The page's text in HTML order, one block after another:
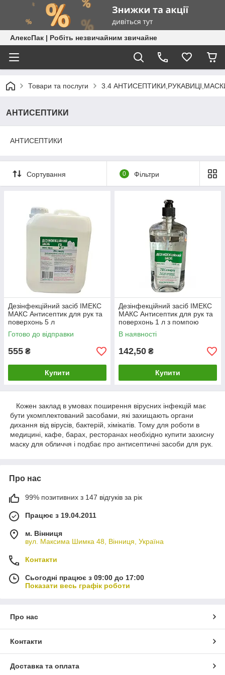
АлексПак | Робіть незвичайним звичайне
Товари та послуги 3.4
АНТИСЕПТИКИ
АНТИСЕПТИКИ
Сортування 0 Фільтри
Дезінфекційний засіб ІМЕКС
МАКС Антисептик для рук та
поверхонь 5 л
Готово до відправки
555 ₴
Купити
Дезінфекційний засіб ІМЕКС
МАКС Антисептик для рук та
поверхонь 1 л з помпою
В наявності
142,50 ₴
Купити
Кожен заклад в умовах поширення вірусних інфекцій має
бути укомплектований засобами, які захищають органи
дихання від вірусів, бактерій, хімікатів. Тому для роботи в
медицині, кафе, барах, ресторанах необхідно купити захисну
маску для обличчя і подбає про антисептичні засоби для рук.
Про нас
99% позитивних з 147 відгуків за рік
Працює з 19.04.2011
м. Вінниця
вул. Максима Шимка 48, Вінниця, Україна
Контакти
Сьогодні працює з 09:00 до 17:00
Показати весь графік роботи
Про нас
Контакти
Доставка та оплата